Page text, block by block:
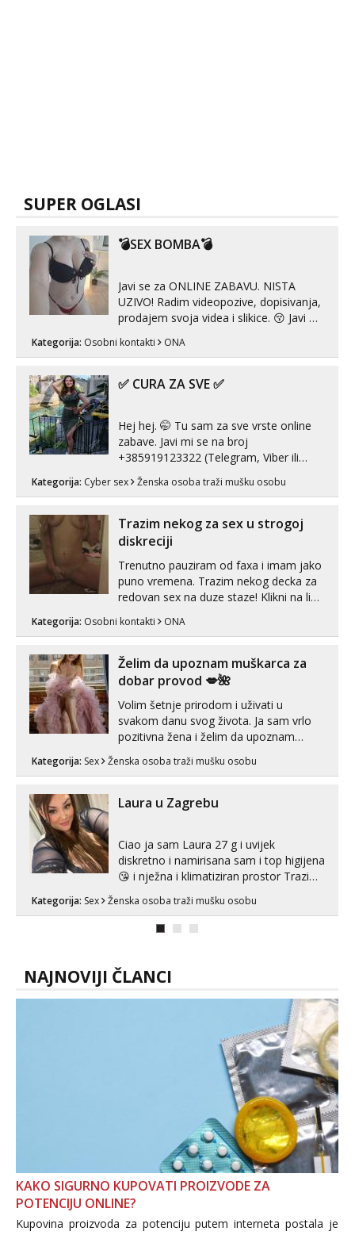
SUPER OGLASI
💣SEX BOMBA💣
Javi se za ONLINE ZABAVU. NISTA
UZIVO! Radim videopozive, dopisivanja,
prodajem svoja videa i slikice. 😚 Javi mi
Telegram. +385 91 723 0045
Kategorija: Osobni kontakti ONA
✅ CURA ZA SVE ✅
Hej hej. 🤭 Tu sam za sve vrste online
zabave. Javi mi se na broj
+385919123322 (Telegram, Viber ili
Whatsapp). 🤙 NE javljaj se na uzivo.
Hvala.
Kategorija: Cyber sex Ženska osoba traži mušku osobu
Trazim nekog za sex u strogoj
diskreciji
Trenutno pauziram od faxa i imam jako
puno vremena. Trazim nekog decka za
redovan sex na duze staze! Klikni na link
Kategorija: Osobni kontakti ONA
Želim da upoznam muškarca za
dobar provod 💋🌺
Volim šetnje prirodom i uživati u
svakom danu svog života. Ja sam vrlo
pozitivna žena i želim da upoznam
može i nešto više.💋🌺 Klikni na link
Kategorija: Sex Ženska osoba traži mušku osobu
Laura u Zagrebu
Ciao ja sam Laura 27 g i uvijek
diskretno i namirisana sam i top higijena
😘 i nježna i klimatiziran prostor Trazim
Pusenje i gutanje sperme Erotsko rublje
imam uvijek Lizati me mozes i ljubiti po
Kategorija: Sex Ženska osoba traži mušku osobu
NAJNOVIJI ČLANCI
KAKO SIGURNO KUPOVATI PROIZVODE ZA
POTENCIJU ONLINE?
Kupovina proizvoda za potenciju putem interneta postala je